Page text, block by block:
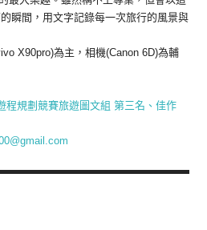
瞬間，用文字記錄每一次旅行的風景與
X90pro)為主，相機(Canon 6D)為輔
程規劃競賽旅遊圖文組 第三名、佳作